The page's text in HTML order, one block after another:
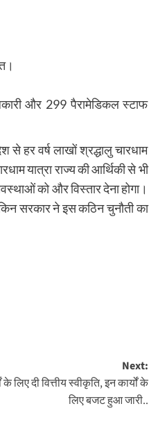
और 299 पैरामेडिकल स्टाफ
हर वर्ष लाखों श्रद्धालु चारधाम
यात्रा राज्य की आर्थिकी से भी
को और विस्तार देना होगा।
सरकार ने इस कठिन चुनौती का
Next:
लिए दी वित्तीय स्वीकृति, इन कार्यों के
लिए बजट हुआ जारी..